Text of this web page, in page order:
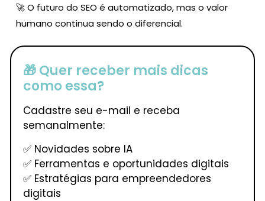
🚀 O futuro do SEO é automatizado, mas o valor
humano continua sendo o diferencial.
🎁 Quer receber mais dicas
como essa?
Cadastre seu e-mail e receba
semanalmente:
✅ Novidades sobre IA
✅ Ferramentas e oportunidades digitais
✅ Estratégias para empreendedores
digitais